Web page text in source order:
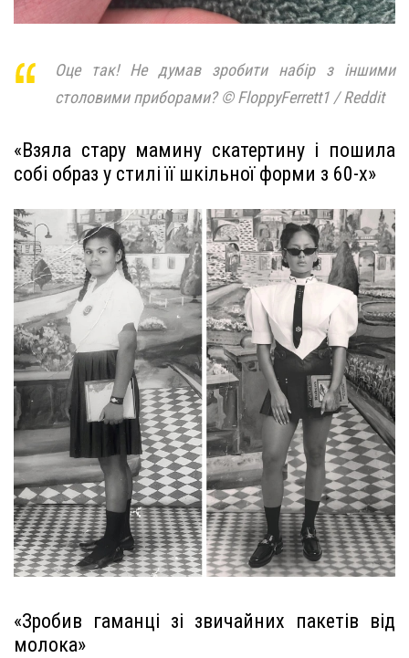
Оце так! Не думав зробити набір з іншими
столовими приборами? © FloppyFerrett1 / Reddit
«Взяла стару мамину скатертину і пошила
собі образ у стилі її шкільної форми з 60-х»
«Зробив гаманці зі звичайних пакетів від
молока»